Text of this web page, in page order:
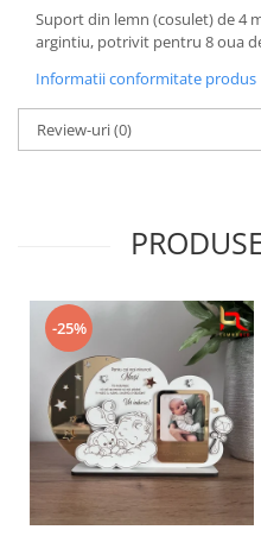
Suport din lemn (cosulet) de 4
argintiu, potrivit pentru 8 oua
Informatii conformitate produs
Review-uri(0)
-25%